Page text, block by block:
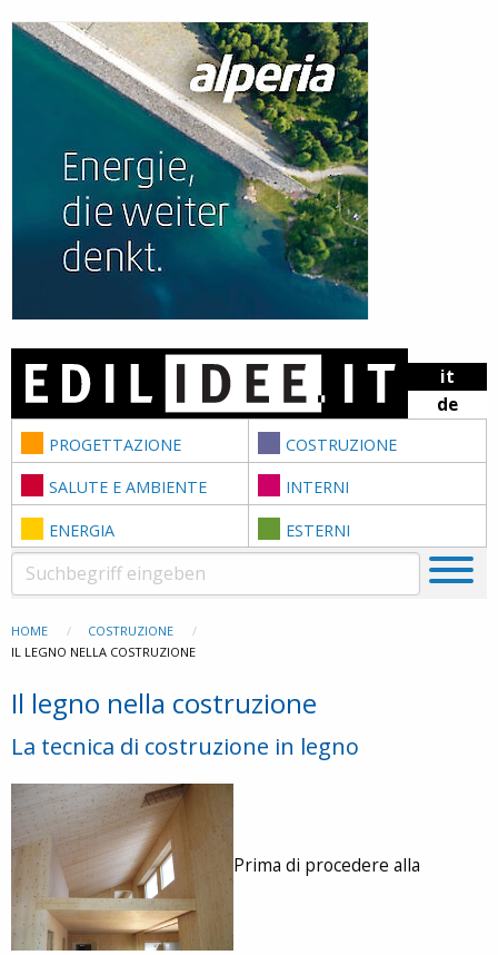
Skip to content
it
de
PROGETTAZIONE COSTRUZIONE
SALUTE E AMBIENTE INTERNI
ENERGIA ESTERNI
HOME
COSTRUZIONE
IL LEGNO NELLA COSTRUZIONE
Il legno nella costruzione
La tecnica di costruzione in legno
Prima di procedere alla